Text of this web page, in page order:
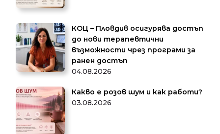
КОЦ – Пловдив осигурява достъп
до нови терапевтични
възможности чрез програми за
ранен достъп
04.08.2026
Какво е розов шум и как работи?
03.08.2026